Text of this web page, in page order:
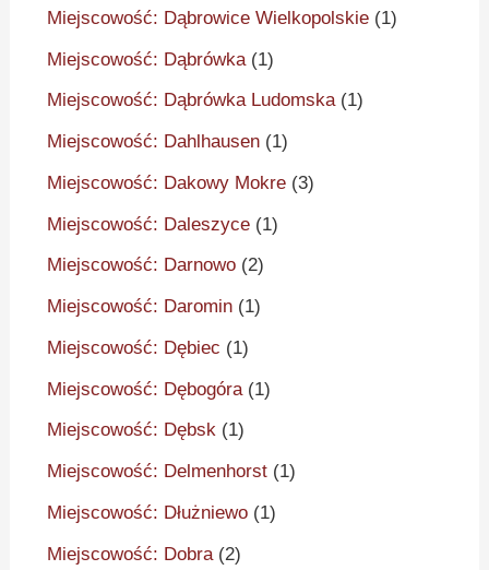
Miejscowość: Dąbrowice Wielkopolskie (1)
Miejscowość: Dąbrówka (1)
Miejscowość: Dąbrówka Ludomska(1)
Miejscowość: Dahlhausen (1)
Miejscowość: Dakowy Mokre (3)
Miejscowość: Daleszyce (1)
Miejscowość: Darnowo (2)
Miejscowość: Daromin (1)
Miejscowość: Dębiec (1)
Miejscowość: Dębogóra (1)
Miejscowość: Dębsk (1)
Miejscowość: Delmenhorst (1)
Miejscowość: Dłużniewo (1)
Miejscowość: Dobra (2)